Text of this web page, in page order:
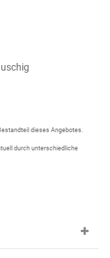
dieses Angebotes.
durch unterschiedliche